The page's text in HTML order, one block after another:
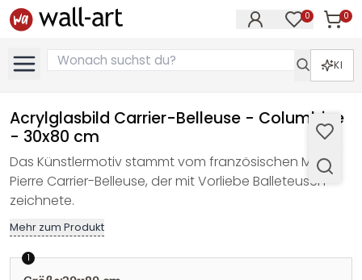
0 0
KI
Acrylglasbild Carrier-Belleuse - Columbine
- 30x80 cm
Das Künstlermotiv stammt vom französischen Maler
Pierre Carrier-Belleuse, der mit Vorliebe Balleteusen
zeichnete.
Mehr zum Produkt
1